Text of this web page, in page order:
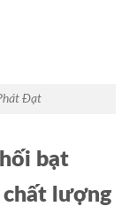
Đạt
bạt
chất lượng